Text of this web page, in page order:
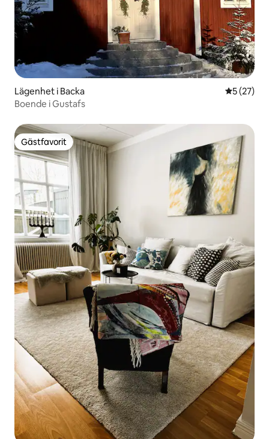
Lägenhet i Backa 5 av 5 i
5 (27)
Boende i Gustafs
Gästfavorit
Gästfavorit